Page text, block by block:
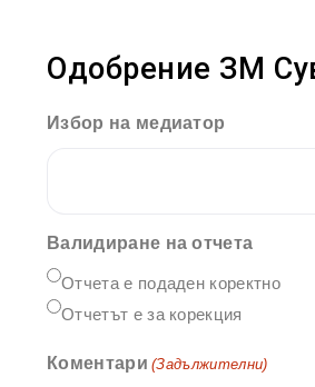
Одобрение ЗМ
Избор на медиатор
Валидиране на отчета
Отчета е подаден коректно
Отчетът е за корекция
Коментари (Задължителни)